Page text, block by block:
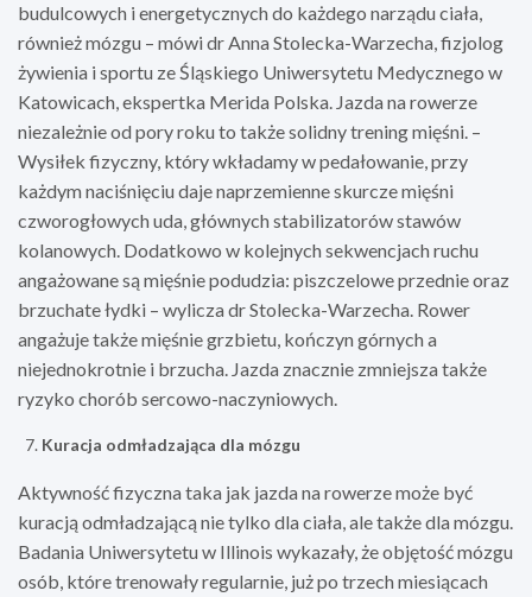
budulcowych i energetycznych do każdego narządu ciała,
również mózgu – mówi dr Anna Stolecka-Warzecha, fizjolog
żywienia i sportu ze Śląskiego Uniwersytetu Medycznego w
Katowicach, ekspertka Merida Polska. Jazda na rowerze
niezależnie od pory roku to także solidny trening mięśni. –
Wysiłek fizyczny, który wkładamy w pedałowanie, przy
każdym naciśnięciu daje naprzemienne skurcze mięśni
czworogłowych uda, głównych stabilizatorów stawów
kolanowych. Dodatkowo w kolejnych sekwencjach ruchu
angażowane są mięśnie podudzia: piszczelowe przednie oraz
brzuchate łydki – wylicza dr Stolecka-Warzecha. Rower
angażuje także mięśnie grzbietu, kończyn górnych a
niejednokrotnie i brzucha. Jazda znacznie zmniejsza także
ryzyko chorób sercowo-naczyniowych.
Kuracja odmładzająca dla mózgu
Aktywność fizyczna taka jak jazda na rowerze może być
kuracją odmładzającą nie tylko dla ciała, ale także dla mózgu.
Badania Uniwersytetu w Illinois wykazały, że objętość mózgu
osób, które trenowały regularnie, już po trzech miesiącach